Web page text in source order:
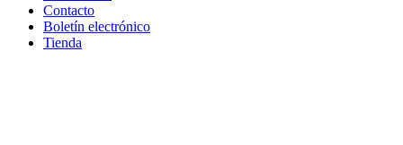
Contacto
Boletín electrónico
Tienda